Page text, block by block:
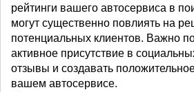
рейтинги вашего автосервиса в
могут существенно повлиять на
потенциальных клиентов. Важно
активное присутствие в
отзывы и создавать
вашем автосервисе.